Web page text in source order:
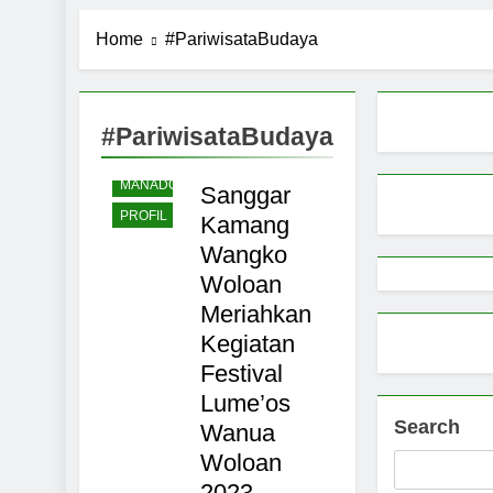
Pemprov
9 Months Ago
Home #PariwisataBudaya
#PariwisataBudaya
MINAHASA
BUDAYA
SULAWESI
MANADO
PROFIL
Sanggar
Kamang
Wangko
Woloan
Meriahkan
Kegiatan
Festival
Lume’os
Wanua
Woloan
Search